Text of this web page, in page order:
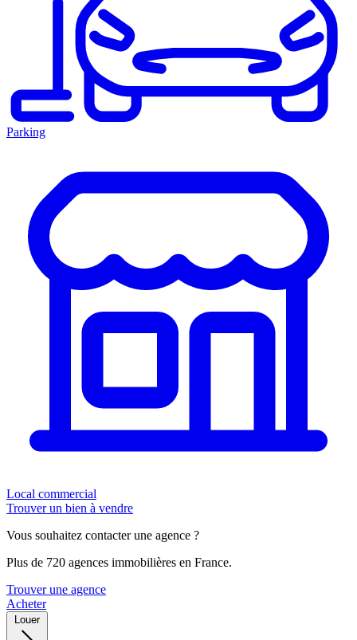
Parking
Local commercial
Trouver un bien à vendre
Vous souhaitez contacter une agence ?
Plus de 720 agences immobilières en France.
Trouver une agence
Acheter
Louer